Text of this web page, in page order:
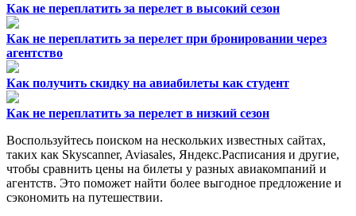
Как не переплатить за перелет в высокий сезон
Как не переплатить за перелет при бронировании через
агентство
Как получить скидку на авиабилеты как студент
Как не переплатить за перелет в низкий сезон
Воспользуйтесь поиском на нескольких известных сайтах,
таких как Skyscanner, Aviasales, Яндекс.Расписания и другие,
чтобы сравнить цены на билеты у разных авиакомпаний и
агентств. Это поможет найти более выгодное предложение и
сэкономить на путешествии.